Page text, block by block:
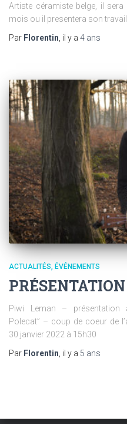
Artiste céramiste belge, il
mois ou il presentera son
Par Florentin , il y a 4 ans
ACTUALITÉS ÉVÉNEMENTS
Piwi Leman – présentation
Polecat” – coup de coeur de
30 janvier 2022 à 15h30
Par Florentin, il y a 5 ans